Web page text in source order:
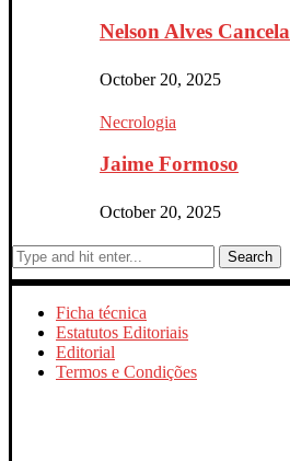
Nelson Alves Cancela
October 20, 2025
Necrologia
Jaime Formoso
October 20, 2025
Search
Ficha técnica
Estatutos Editoriais
Editorial
Termos e Condições